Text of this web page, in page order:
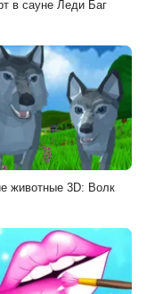
в сауне Леди Баг
животные 3D: Волк